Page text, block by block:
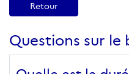
Retour
Questions sur le